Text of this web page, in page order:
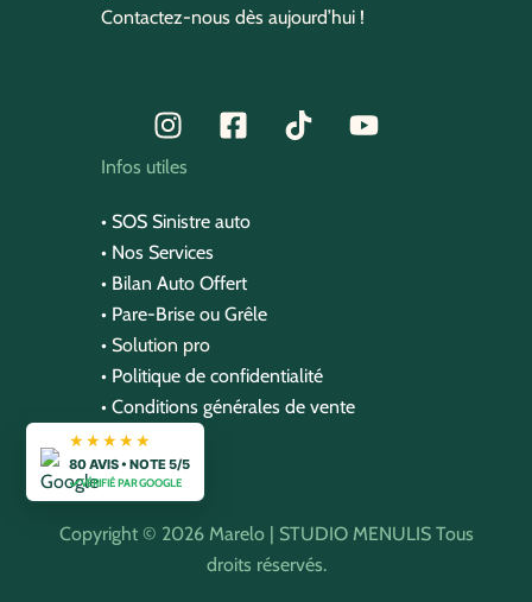
Contactez-nous dès aujourd’hui !
Infos utiles
• SOS Sinistre auto
• Nos Services
• Bilan Auto Offert
• Pare-Brise ou Grêle
• Solution pro
• Politique de confidentialité
• Conditions générales de vente
Copyright © 2026 Marelo | STUDIO MENULISTous
droits réservés.
★★★★★
80 AVIS • NOTE 5/5
VÉRIFIÉ PAR GOOGLE